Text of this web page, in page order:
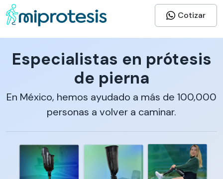
Cotizar
Especialistas en prótesis
de pierna
En México, hemos ayudado a más de 100,000
personas a volver a caminar.